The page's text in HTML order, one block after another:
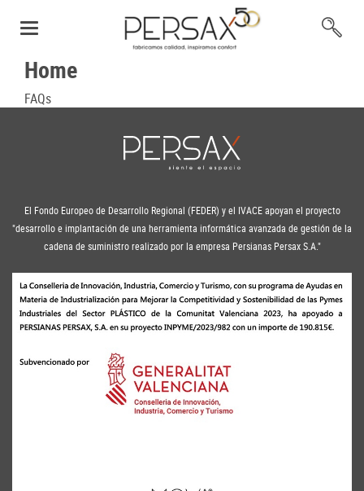
Home
FAQs
El Fondo Europeo de Desarrollo Regional (FEDER) y el IVACE apoyan el proyecto
"desarrollo e implantación de una herramienta informática avanzada de gestión de la
cadena de suministro realizado por la empresa Persianas Persax S.A."